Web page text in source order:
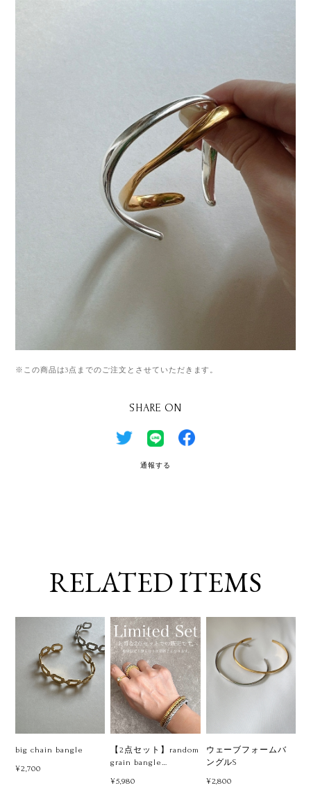
※この商品は3点までのご注文とさせていただきます。
SHARE ON
通報する
RELATED ITEMS
big chain bangle
¥2,700
【2点セット】random
grain bangle
¥5,980
ウェーブフォームバ
ングルS
¥2,800